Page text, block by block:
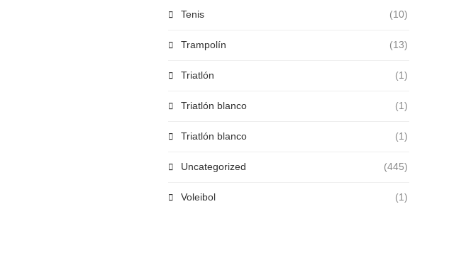
Tenis (10)
Trampolín (13)
Triatlón (1)
Triatlón blanco (1)
Triatlón blanco (1)
Uncategorized (445)
Voleibol (1)